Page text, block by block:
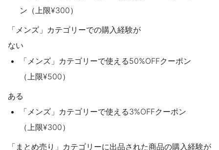
ン（上限¥300）
「メンズ」カテゴリーでの購入経験が
ない
「メンズ」カテゴリーで使える50%OFFクーポン
（上限¥500）
ある
「メンズ」カテゴリーで使える3%OFFクーポン
（上限¥300）
「まとめ売り」カテゴリーに出品された商品の購入経験が